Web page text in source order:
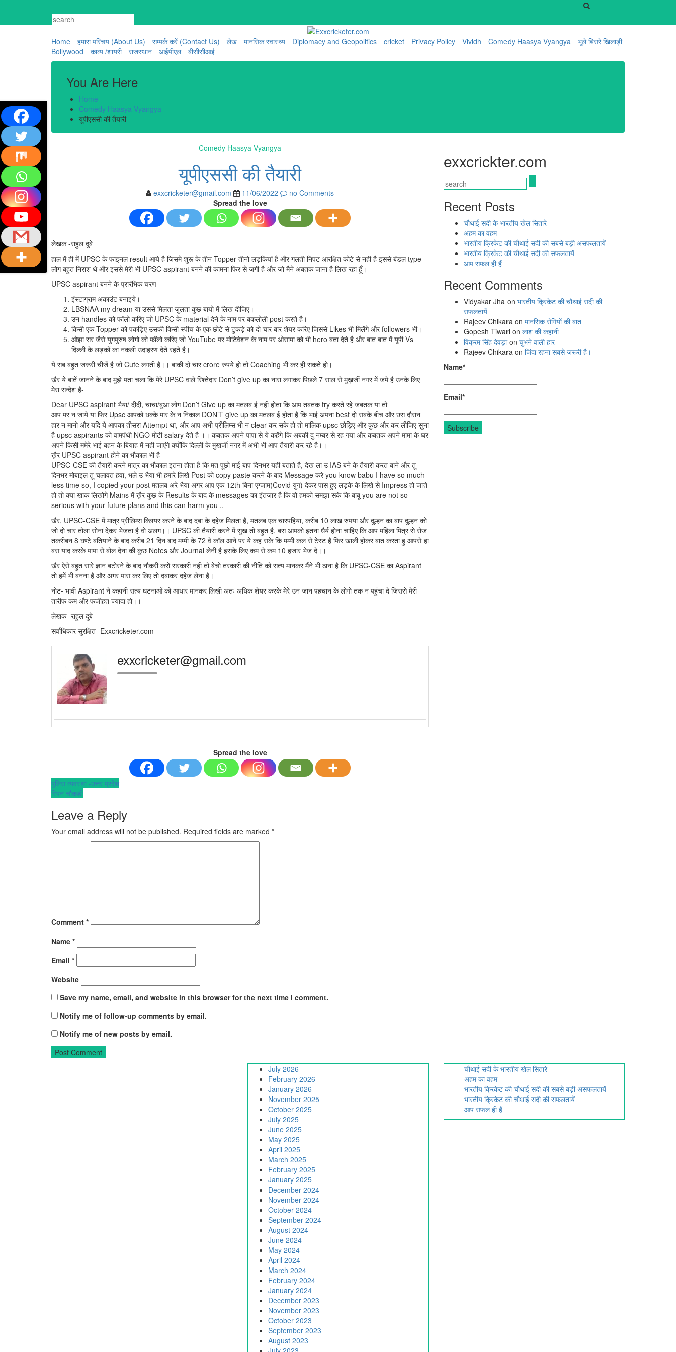
content
Home
हमारा परिचय (About Us) सम्पर्क करें (Contact Us) लेख मानसिक स्वास्थ्य Diplomacy and Geopolitics cricket Privacy Policy Vividh Comedy Haasya Vyangya
भूले बिसरे खिलाड़ी
Bollywood
काव्य /शायरी राजस्थान आईपीएल बीसीसीआई
You Are Here
Home
Comedy Haasya Vyangya
यूपीएससी की तैयारी
Comedy Haasya Vyangya
यूपीएससी की तैयारी
exxcricketer@gmail.com 11/06/2022
no Comments
Spread the love
लेखक -राहुल दुबे
हाल में ही में UPSC के फाइनल result आये है जिसमे शुरू के तीन Topper तीनो लड़कियां है और गलती निपट आरक्षित कोटे से नही है इससे बंडल type
लोग बहुत निराश थे और इससे मेरी भी UPSC aspirant बनने की कामना फिर से जगी है और जो मैने अबतक जाना है लिख रहा हूँ।
UPSC aspirant बनने के प्रारंभिक चरण
इंस्टाग्राम अकाउंट बनाइये।
LBSNAA my dream या उससे मिलता जुलता कुछ बायो में लिख दीजिए।
उन handles को फॉलो करिए जो UPSC के material देने के नाम पर बकलोली post करते है।
किसी एक Topper को पकड़िए उसकी किसी स्पीच के एक छोटे से टुकड़े को दो चार बार शेयर करिए जिससे Likes भी मिलेंगे और followers भी।
ओझा सर जैसे युगपुरुष लोगो को फॉलो करिए जो YouTube पर मोटिवेशन के नाम पर ओसामा को भी hero बता देते है और बात बात में यूपी Vs
दिल्ली के लड़कों का नकली उदाहरण देते रहते है।
ये सब बहुत जरूरी चीजें है जो Cute लगती है।। बाकी दो चार crore रुपये हो तो Coaching भी कर ही सकते हो।
ख़ैर ये बातें जानने के बाद मुझे पता चला कि मेरे UPSC वाले रिश्तेदार Don’t give up का नारा लगाकर पिछले 7 साल से मुख़र्जी नगर में जमे है उनके लिए
मेरा सन्देश है-
Dear UPSC aspirant भैया/ दीदी, चाचा/बुआ लोग Don’t Give up का मतलब ई नही होता कि आप तबतक try करते रहे जबतक या तो
आप मर न जाये या फिर Upsc आपको धक्के मार के न निकाल DON’T give up का मतलब ई होता है कि भाई अपना best दो सबके बीच और उस दौरान
हार न मानो और यदि ये आपका तीसरा Attempt था, और आप अभी प्रीलिम्स भी न clear कर सके हो तो मालिक upsc छोड़िए और कुछ और कर लीजिए सुना
है upsc aspirants को वामपंथी NGO मोटी salary देते है ।। कबतक अपने पापा से ये कहेंगे कि अबकी दु नम्बर से रह गया और कबतक अपने मामा के घर
अपने किसी ममेरे भाई बहन के बियाह में नही जाएंगे क्योंकि दिल्ली के मुखर्जी नगर में अभी भी आप तैयारी कर रहे है।।
ख़ैर UPSC aspirant होने का भौकाल भी है
UPSC-CSE की तैयारी करने मात्र का भौकाल इतना होता है कि मत पूछो माई बाप दिनभर यही बताते है, देख ला उ IAS बने के तैयारी करत बाने और तू
दिनभर मोबाइल तू चलावत हवा, भले उ भैया भी हमारे लिखे Post को copy paste करने के बाद Message करे you know babu I have so much
less time so, I copied your post मतलब अरे भैया अगर आप एक 12th बिना एग्जाम(Covid युग) देकर पास हुए लड़के के लिखे से Impress हो जाते
हो तो क्या खाक लिखोगे Mains में ख़ैर कुछ के Results के बाद के messages का इंतजार है कि वो हमको समझा सके कि बाबू you are not so
serious with your future plans and this can harm you ..
खैर, UPSC-CSE में मात्र प्रीलिम्स क्लियर करने के बाद दबा के दहेज मिलता है, मतलब एक चारपहिया, करीब 10 लाख रुपया और दुल्हन का बाप दुल्हन को
जो दो चार तोला सोना देकर भेजता है वो अलग।। UPSC की तैयारी करने में सुख तो बहुत है, बस आपको इतना धैर्य होना चाहिए कि आप महिला मित्र से रोज
तकरीबन 8 घण्टे बतियाने के बाद करीब 21 दिन बाद मम्मी के 72 वे कॉल आने पर ये कह सके कि मम्मी कल से टेस्ट है फिर खाली होकर बात करता हु आपसे हा
बस याद करके पापा से बोल देना की कुछ Notes और Journal लेनी है इसके लिए कम से कम 10 हजार भेज दे।।
ख़ैर ऐसे बहुत सारे ज्ञान बटोरने के बाद नौकरी करो सरकारी नही तो बेचो तरकारी की नीति को सत्य मानकर मैंने भी ठाना है कि UPSC-CSE का Aspirant
तो हमें भी बनना है और अगर पास कर लिए तो दबाकर दहेज लेना है।
नोट- भावी Aspirant ने कहानी सत्य घटनाओं को आधार मानकर लिखी अतः अधिक शेयर करके मेरे उन जान पहचान के लोगो तक न पहुंचा दे जिससे मेरी
तारीफ कम और फजीहत ज्यादा हो।।
लेखक -राहुल दुबे
सर्वाधिकार सुरक्षित -Exxcricketer.com
exxcricketer@gmail.com
Spread the love
Post
navigation
पुलिस व्यवस्था -उत्तर प्रदेश
स्पिन चौकड़ी
Leave a Reply
Your email address will not be published. Required fields are marked *
Comment *
Name *
Email *
Website
Save my name, email, and website in this browser for the next time I comment.
Notify me of follow-up comments by email.
Notify me of new posts by email.
exxcrickter.com
Recent Posts
चौथाई सदी के भारतीय खेल सितारे
अहम का वहम
भारतीय क्रिकेट की चौथाई सदी की सबसे बड़ी असफलतायें
भारतीय क्रिकेट की चौथाई सदी की सफलतायें
आप सफल ही हैं
Recent Comments
Vidyakar Jha on भारतीय क्रिकेट की चौथाई सदी की
सफलतायें
Rajeev Chikara on मानसिक रोगियों की बात
Gopesh Tiwari on लाश की कहानी
विक्रम सिंह देवड़ाon चुभने वाली हार
Rajeev Chikara on जिंदा रहना सबसे जरूरी है।
Name*
Email*
July 2026
February 2026
January 2026
November 2025
October 2025
July 2025
June 2025
May 2025
April 2025
March 2025
February 2025
January 2025
December 2024
November 2024
October 2024
September 2024
August 2024
June 2024
May 2024
April 2024
March 2024
February 2024
January 2024
December 2023
November 2023
October 2023
September 2023
August 2023
चौथाई सदी के भारतीय खेल सितारे
अहम का वहम
भारतीय क्रिकेट की चौथाई सदी की सबसे बड़ी असफलतायें
भारतीय क्रिकेट की चौथाई सदी की सफलतायें
आप सफल ही हैं